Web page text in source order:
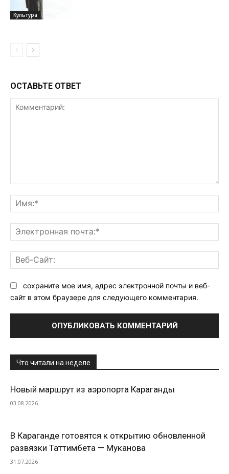
Культура
ОСТАВЬТЕ ОТВЕТ
сохраните мое имя, адрес электронной почты и веб-
сайт в этом браузере для следующего комментария.
Что читали на неделе
Новый маршрут из аэропорта Караганды
03.08.2026
В Караганде готовятся к открытию обновленной
развязки Таттимбета — Муканова
31.07.2026